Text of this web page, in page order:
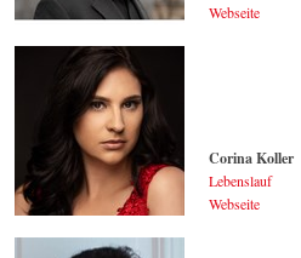
© by Lukas Beck
Webseite
© by Shirley Suarez
Corina Koller
Lebenslauf
Webseite